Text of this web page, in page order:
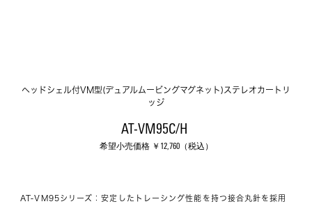
ヘッドシェル付VM型(デュアルムービングマグネット)ステレオカートリ
ッジ
AT-VM95C/H
希望小売価格 ￥ 12,760（税込）
AT-VM95シリーズ：安定したトレーシング性能を持つ接合丸針を採用